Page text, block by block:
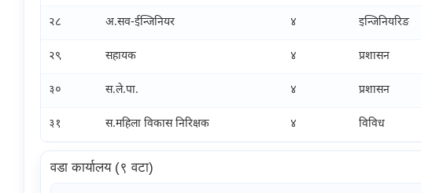
२८ अ.सव-ईन्जिनियर ४ इन्जिनियरिङ
२९ सहायक ४ प्रशासन
३० स.ले.पा. ४ प्रशासन
३१ स.महिला विकास निरिक्षक ४ विविध
वडा कार्यालय (९ वटा)